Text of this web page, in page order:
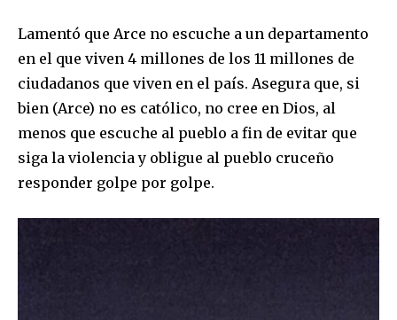
Join our community of
SUBSCRIBERS and be part of the
conversation.
To subscribe, simply enter your email address on our website
or click the subscribe button below. Don't worry, we respect
your privacy and won't spam your inbox. Your information is
Lamentó que Arce no escuche a un departamento
en el que viven 4 millones de los 11 millones de
ciudadanos que viven en el país. Asegura que, si
bien (Arce) no es católico, no cree en Dios, al
menos que escuche al pueblo a fin de evitar que
siga la violencia y obligue al pueblo cruceño
responder golpe por golpe.